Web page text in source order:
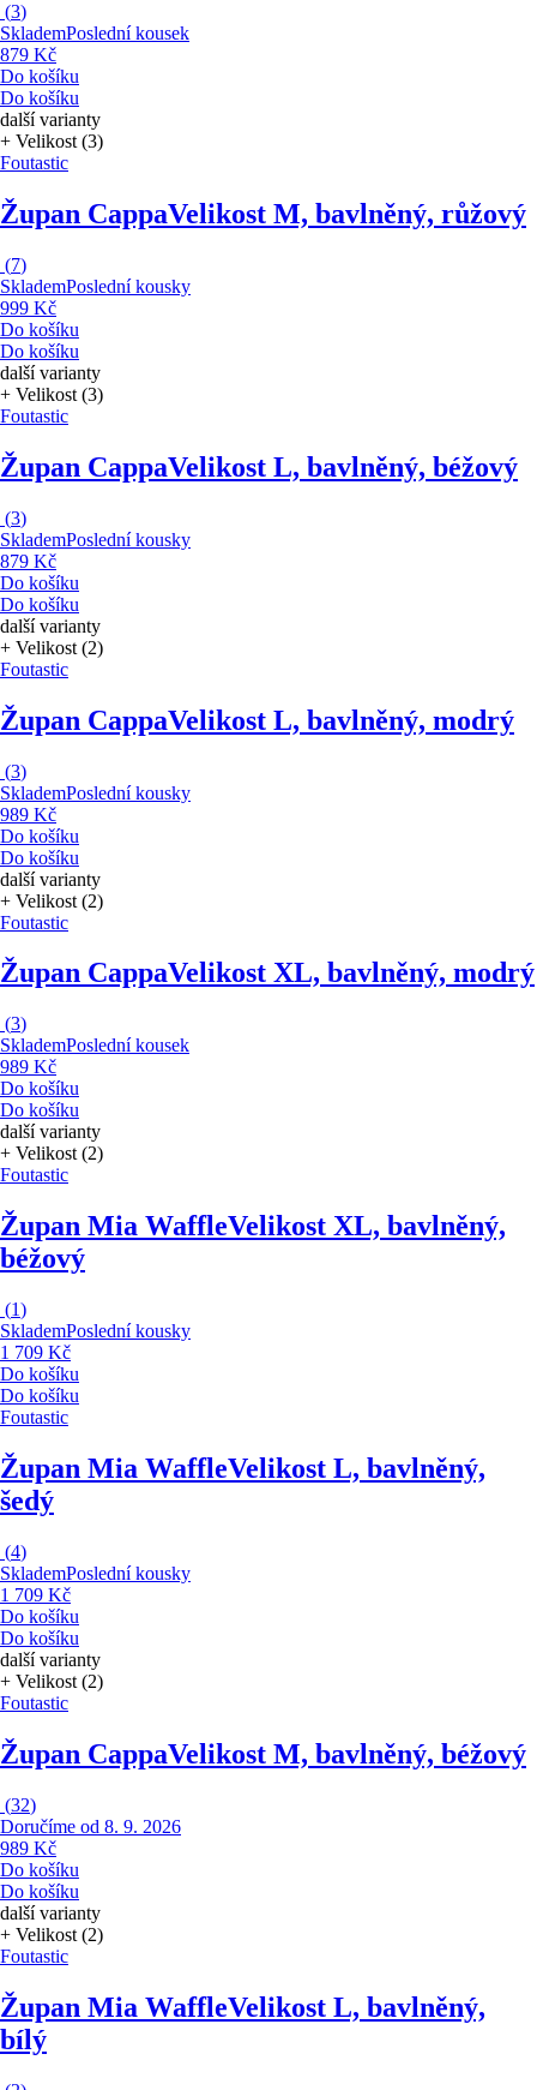
(3)
SklademPoslední kousek
879 Kč
Do košíku
Do košíku
další varianty
+ Velikost (3)
Foutastic
Župan CappaVelikost M, bavlněný, růžový
(7)
SklademPoslední kousky
999 Kč
Do košíku
Do košíku
další varianty
+ Velikost (3)
Foutastic
Župan CappaVelikost L, bavlněný, béžový
(3)
SklademPoslední kousky
879 Kč
Do košíku
Do košíku
další varianty
+ Velikost (2)
Foutastic
Župan CappaVelikost L, bavlněný, modrý
(3)
SklademPoslední kousky
989 Kč
Do košíku
Do košíku
další varianty
+ Velikost (2)
Foutastic
Župan CappaVelikost XL, bavlněný, modrý
(3)
SklademPoslední kousek
989 Kč
Do košíku
Do košíku
další varianty
+ Velikost (2)
Foutastic
Župan Mia WaffleVelikost XL, bavlněný,
béžový
(1)
SklademPoslední kousky
1 709 Kč
Do košíku
Do košíku
Foutastic
Župan Mia WaffleVelikost L, bavlněný,
šedý
(4)
SklademPoslední kousky
1 709 Kč
Do košíku
Do košíku
další varianty
+ Velikost (2)
Foutastic
Župan CappaVelikost M, bavlněný, béžový
(32)
Doručíme od 8. 9. 2026
989 Kč
Do košíku
Do košíku
další varianty
+ Velikost (2)
Foutastic
Župan Mia WaffleVelikost L, bavlněný,
bílý